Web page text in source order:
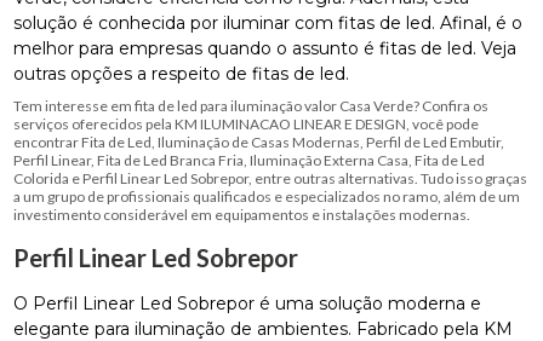
solução é conhecida por iluminar com fitas de led. Afinal, é o
melhor para empresas quando o assunto é fitas de led. Veja
outras opções a respeito de fitas de led.
Tem interesse em fita de led para iluminação valor Casa Verde? Confira os
serviços oferecidos pela KM ILUMINACAO LINEAR E DESIGN, você pode
encontrar Fita de Led, Iluminação de Casas Modernas, Perfil de Led Embutir,
Perfil Linear, Fita de Led Branca Fria, Iluminação Externa Casa, Fita de Led
Colorida e Perfil Linear Led Sobrepor, entre outras alternativas. Tudo isso graças
a um grupo de profissionais qualificados e especializados no ramo, além de um
investimento considerável em equipamentos e instalações modernas.
Perfil Linear Led Sobrepor
O Perfil Linear Led Sobrepor é uma solução moderna e
elegante para iluminação de ambientes. Fabricado pela KM